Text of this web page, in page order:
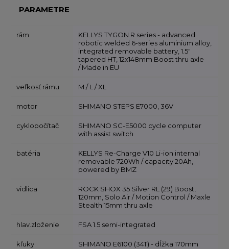
PARAMETRE
rám
KELLYS TYGON R series - advanced
robotic welded 6-series aluminium alloy,
integrated removable battery, 1.5"
tapered HT, 12x148mm Boost thru axle
/ Made in EU
veľkosť rámu M / L / XL
motor SHIMANO STEPS E7000, 36V
cyklopočítač
SHIMANO SC-E5000 cycle computer
with assist switch
batéria
KELLYS Re-Charge V10 Li-ion internal
removable 720Wh / capacity 20Ah,
powered by BMZ
vidlica
ROCK SHOX 35 Silver RL (29) Boost,
120mm, Solo Air / Motion Control / Maxle
Stealth 15mm thru axle
hlav.zloženie FSA 1.5 semi-integrated
kľuky SHIMANO E6100 (34T) - dĺžka 170mm